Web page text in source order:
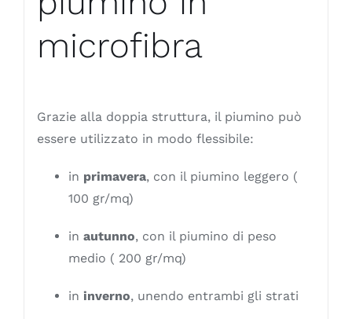
microfibra
Grazie alla doppia struttura, il piumino può
essere utilizzato in modo flessibile:
in primavera, con il piumino leggero (
100 gr/mq)
in autunno, con il piumino di peso
medio ( 200 gr/mq)
in inverno, unendo entrambi gli strati